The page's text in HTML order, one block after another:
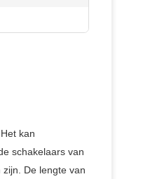
Het kan
schakelaars van
De lengte van